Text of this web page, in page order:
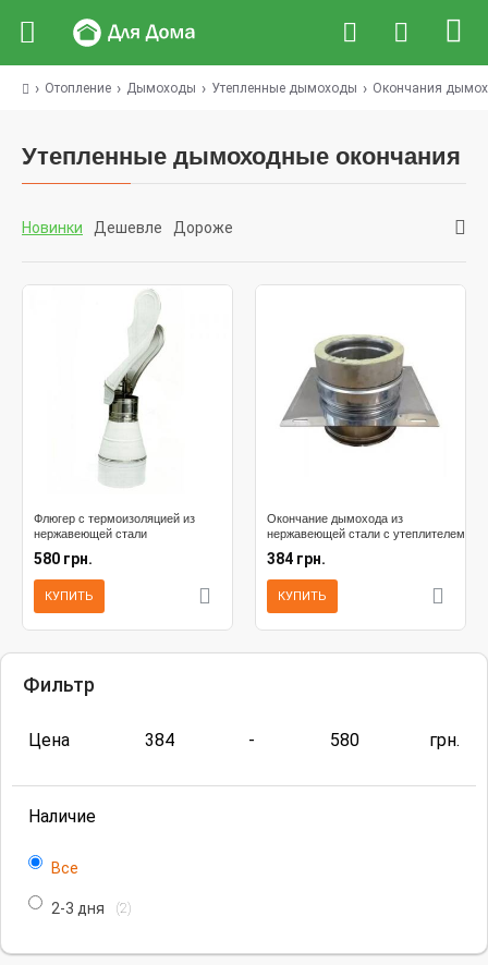
Отопление Дымоходы Утепленные дымоходы Окончания
Утепленные дымоходные окончания
Новинки Дешевле Дороже
Флюгер с термоизоляцией из
нержавеющей стали
580 грн.
КУПИТЬ
Окончание дымохода из
нержавеющей стали с утеплителем
384 грн.
КУПИТЬ
Фильтр
Цена 384 - 580 грн.
Наличие
Все
2-3 дня (2)